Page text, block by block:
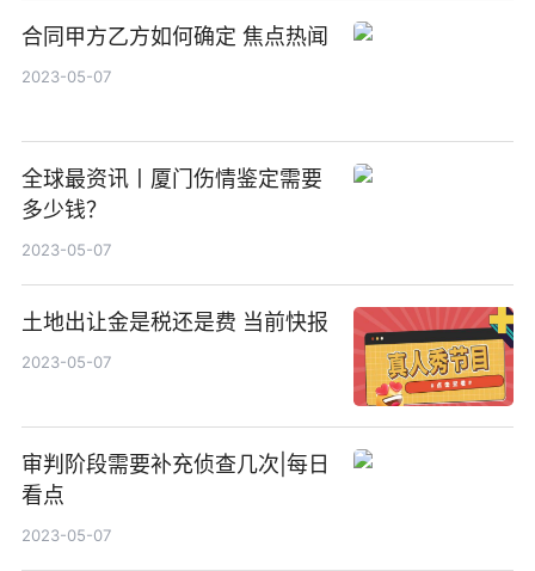
合同甲方乙方如何确定 焦点热闻
2023-05-07
全球最资讯丨厦门伤情鉴定需要
多少钱？
2023-05-07
土地出让金是税还是费 当前快报
2023-05-07
审判阶段需要补充侦查几次|每日
看点
2023-05-07